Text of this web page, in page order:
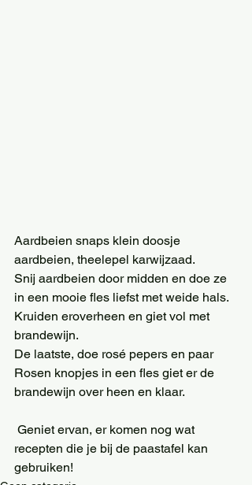
Aardbeien snaps klein doosje
aardbeien, theelepel karwijzaad.
Snij aardbeien door midden en doe ze
in een mooie fles liefst met weide hals.
Kruiden eroverheen en giet vol met
brandewijn.
De laatste, doe rosé pepers en paar
Rosen knopjes in een fles giet er de
brandewijn over heen en klaar.
recepten die je bij de paastafel kan
gebruiken!